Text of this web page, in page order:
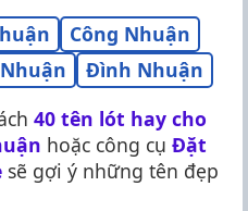
Công Nhuận
Đình Nhuận
40 tên lót hay cho
hoặc công cụ Đặt
sẽ gợi ý những tên đẹp